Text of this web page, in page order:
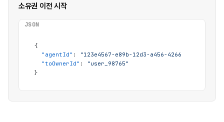
소유권 이전 시작
{
"agentId" : "123e4567-e89b-12d3-a456-426614174000"
"toOwnerId" :
"user_98765"
}
JSON